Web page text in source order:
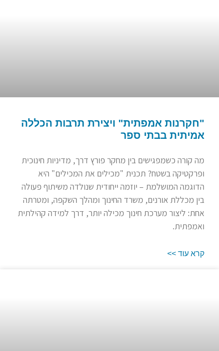
"חקרנות אמפתית" ויצירת תרבות הכללה
אמיתית בבתי ספר
מה קורה כשמפגישים בין מחקר פורץ דרך, מדיניות חינוכית
ופרקטיקה בשטח? תכנית "מכילים את המכילים" היא
הדוגמה המושלמת – יוזמה ייחודית שנולדה משיתוף פעולה
בין מכללת אורנים, משרד החינוך ומהלך השקפה, ומטרתה
אחת: ליצור מערכת חינוך מכילה יותר, דרך למידה קהילתית
ואמפתית.
קרא עוד >>